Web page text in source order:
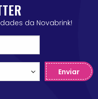
da Novabrink!
Enviar